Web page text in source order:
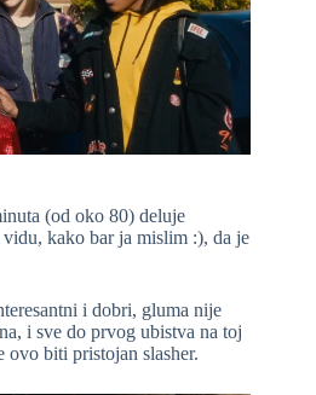
(od oko 80) deluje
kako bar ja mislim :), da je
i dobri, gluma nije
i sve do prvog ubistva na toj
ovo biti pristojan slasher.